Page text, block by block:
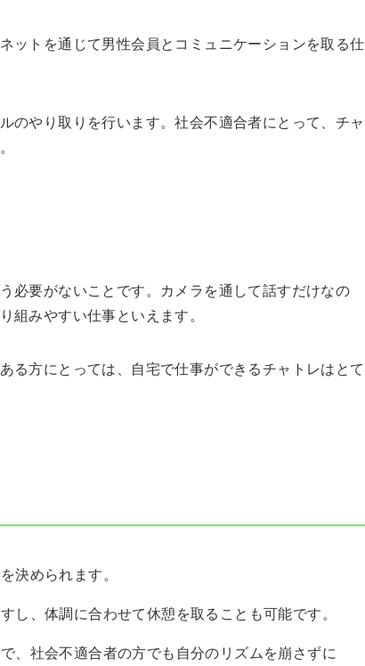
ットを通じて男性会員とコミュニケーションを取る仕
のやり取りを行います。社会不適合者にとって、チャ
必要がないことです。カメラを通して話すだけなの
組みやすい仕事といえます。
る方にとっては、自宅で仕事ができるチャトレはとて
決められます。
し、体調に合わせて休憩を取ることも可能です。
、社会不適合者の方でも自分のリズムを崩さずに